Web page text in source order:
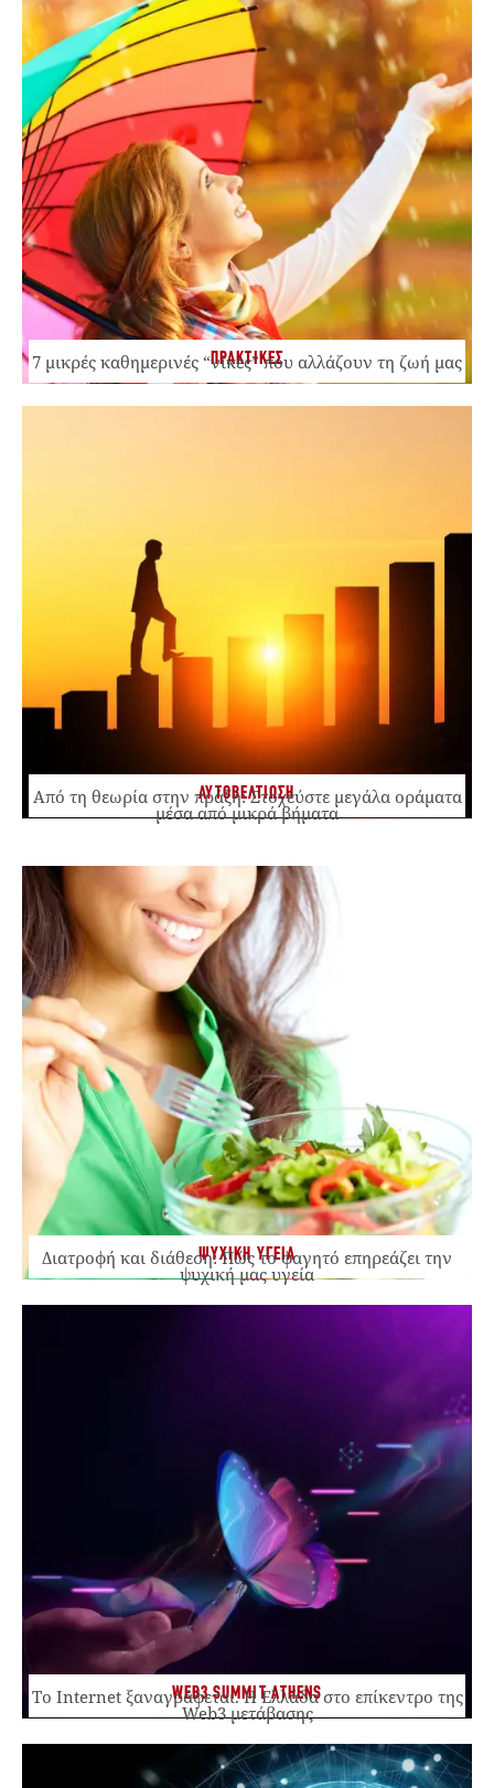
ΠΡΑΚΤΙΚΕΣ
7 μικρές καθημερινές “νίκες” που αλλάζουν τη ζωή μας
ΑΥΤΟΒΕΛΤΙΩΣΗ
Από τη θεωρία στην πράξη: Στοχεύστε μεγάλα οράματα
μέσα από μικρά βήματα
ΨΥΧΙΚΗ ΥΓΕΙΑ
Διατροφή και διάθεση: Πώς το φαγητό επηρεάζει την
ψυχική μας υγεία
WEB3 SUMMIT ATHENS
Το Internet ξαναγράφεται. Η Ελλάδα στο επίκεντρο της
Web3 μετάβασης